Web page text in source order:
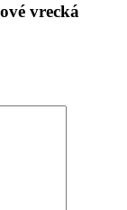
vrecká